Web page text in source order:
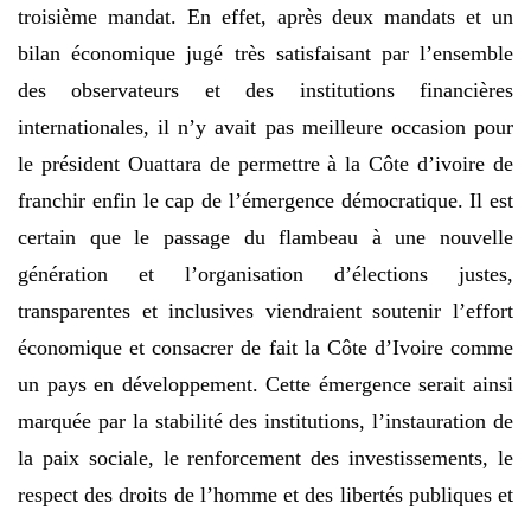
troisième mandat. En effet, après deux mandats et un
bilan économique jugé très satisfaisant par l’ensemble
des observateurs et des institutions financières
internationales, il n’y avait pas meilleure occasion pour
le président Ouattara de permettre à la Côte d’ivoire de
franchir enfin le cap de l’émergence démocratique. Il est
certain que le passage du flambeau à une nouvelle
génération et l’organisation d’élections justes,
transparentes et inclusives viendraient soutenir l’effort
économique et consacrer de fait la Côte d’Ivoire comme
un pays en développement. Cette émergence serait ainsi
marquée par la stabilité des institutions, l’instauration de
la paix sociale, le renforcement des investissements, le
respect des droits de l’homme et des libertés publiques et